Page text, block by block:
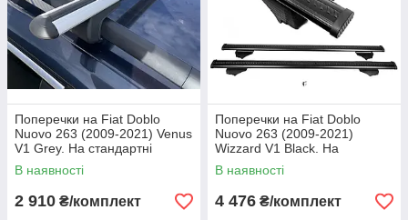
Поперечки на Fiat Doblo
Nuovo 263 (2009-2021) Venus
V1 Grey. На стандартні
рейлінги. Без замка. Сірі
В наявності
2 910 ₴/комплект
Поперечки на Fiat Doblo
Nuovo 263 (2009-2021)
Wizzard V1 Black. На
стандартні рейлінги.
Пластиковий ключ. Чорні
В наявності
4 476 ₴/комплект